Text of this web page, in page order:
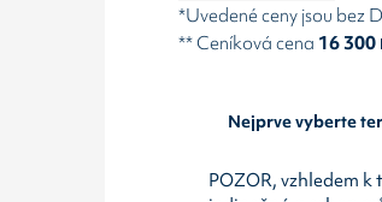
*Uvedené ceny jsou bez
** Ceníková cena 16 300
Nejprve vyberte
POZOR, vzhledem